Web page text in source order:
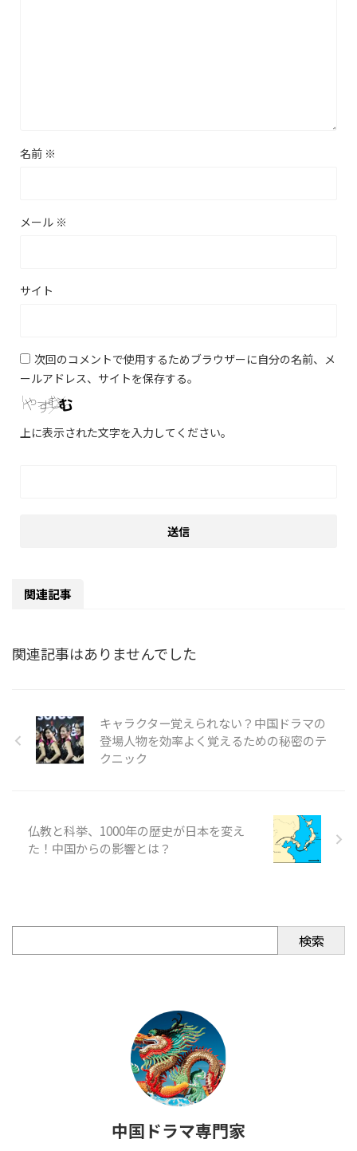
名前 ※
メール ※
サイト
次回のコメントで使用するためブラウザーに自分の名前、メ
ールアドレス、サイトを保存する。
上に表示された文字を入力してください。
関連記事
関連記事はありませんでした
キャラクター覚えられない？中国ドラマの
登場人物を効率よく覚えるための秘密のテ
クニック
仏教と科挙、1000年の歴史が日本を変え
た！中国からの影響とは？
検索
中国ドラマ専門家